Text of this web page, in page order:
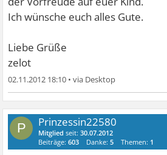
Ich wünsche euch alles Gute.
Liebe Grüße
zelot
02.11.2012 18:10 •
P Prinzessin22580
Mitglied seit:30.07.2012
Beiträge:603 Danke:5 Themen: 1